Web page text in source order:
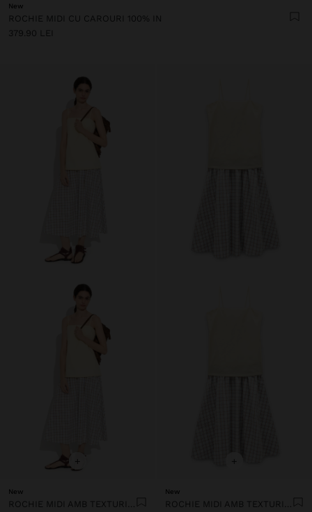
New
ROCHIE MIDI CU CAROURI 100% IN
379.90 LEI
+
New
ROCHIE MIDI AMB TEXTURI COMBINATE
+
New
ROCHIE MIDI AMB TEXTURI COMBINATE